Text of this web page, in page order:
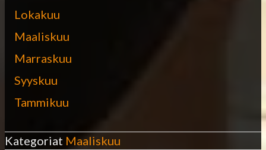
Lokakuu
Maaliskuu
Marraskuu
Syyskuu
Tammikuu
Kategoriat Maaliskuu